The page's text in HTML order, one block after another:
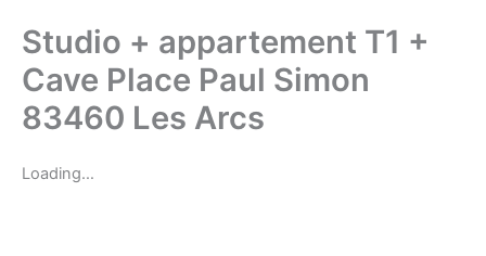
Studio + appartement T1 +
Cave Place Paul Simon
83460 Les Arcs
Loading…